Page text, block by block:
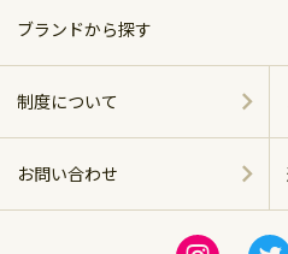
ホーム＆キッチン
アウトドア・スポーツ
グルメ・スイーツ
5,001～10,000pt
10,001～20,000pt
20,001～30,000pt
ポイント別おすすめ商品
おしゃれで便利なキッチンアイテム
ベッド特集
ブランドから探す
シャープ
パナソニック
制度について
商品に関する
お問い合わせ